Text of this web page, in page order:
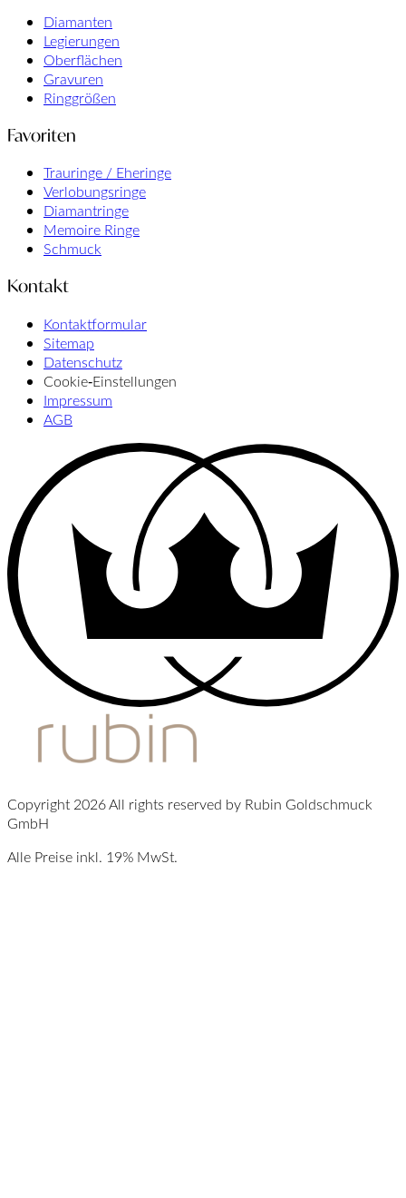
Diamanten
Legierungen
Oberflächen
Gravuren
Ringgrößen
Favoriten
Trauringe / Eheringe
Verlobungsringe
Diamantringe
Memoire Ringe
Schmuck
Kontakt
Kontaktformular
Sitemap
Datenschutz
Cookie‑Einstellungen
Impressum
AGB
Copyright 2026 All rights reserved by Rubin Goldschmuck
GmbH
Alle Preise inkl. 19% MwSt.